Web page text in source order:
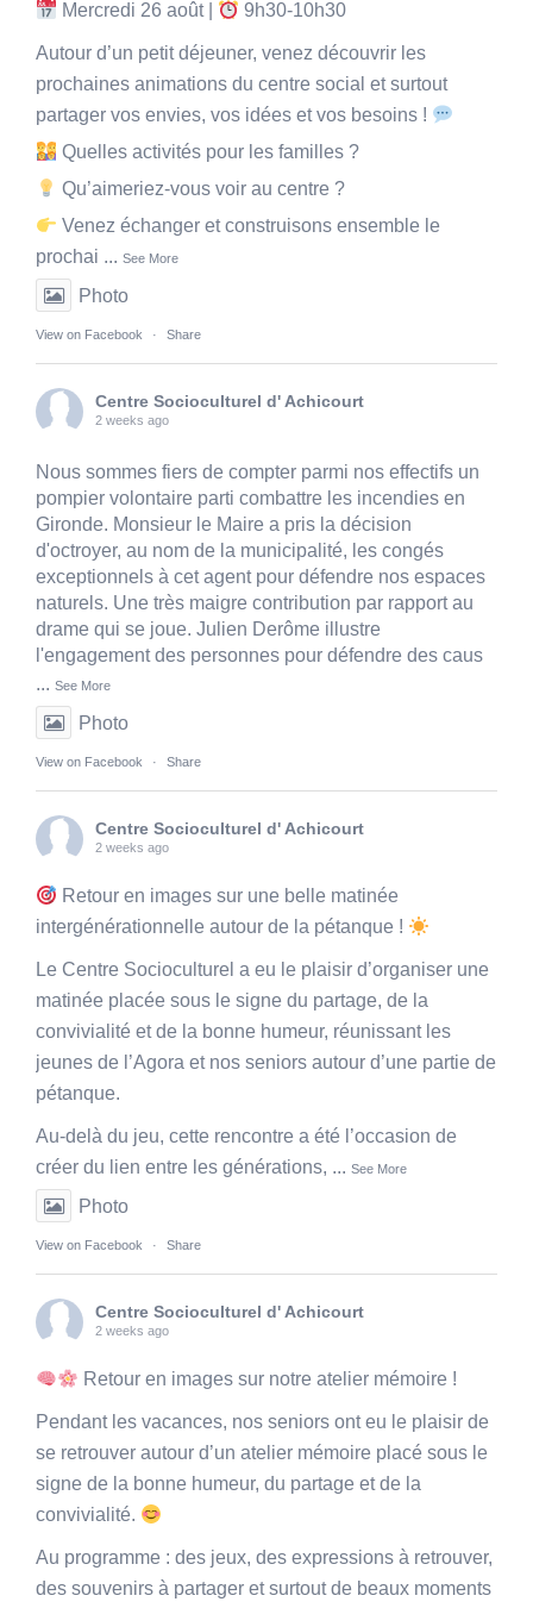
Mercredi 26 août | 9h30-10h30
Autour d’un petit déjeuner, venez découvrir les
prochaines animations du centre social et surtout
partager vos envies, vos idées et vos besoins !
Quelles activités pour les familles ?
Qu’aimeriez-vous voir au centre ?
Venez échanger et construisons ensemble le
prochai ... See More
Photo
View on Facebook · Share
Centre Socioculturel d' Achicourt
2 weeks ago
Nous sommes fiers de compter parmi nos effectifs un
pompier volontaire parti combattre les incendies en
Gironde. Monsieur le Maire a pris la décision
d'octroyer, au nom de la municipalité, les congés
exceptionnels à cet agent pour défendre nos espaces
naturels. Une très maigre contribution par rapport au
drame qui se joue. Julien Derôme illustre
l'engagement des personnes pour défendre des caus
... See More
Photo
View on Facebook · Share
Centre Socioculturel d' Achicourt
2 weeks ago
Retour en images sur une belle matinée
intergénérationnelle autour de la pétanque !
Le Centre Socioculturel a eu le plaisir d’organiser une
matinée placée sous le signe du partage, de la
convivialité et de la bonne humeur, réunissant les
jeunes de l’Agora et nos seniors autour d’une partie de
pétanque.
Au-delà du jeu, cette rencontre a été l’occasion de
créer du lien entre les générations, ... See More
Photo
View on Facebook · Share
Centre Socioculturel d' Achicourt
2 weeks ago
Retour en images sur notre atelier mémoire !
Pendant les vacances, nos seniors ont eu le plaisir de
se retrouver autour d’un atelier mémoire placé sous le
signe de la bonne humeur, du partage et de la
convivialité.
Au programme : des jeux, des expressions à retrouver,
des souvenirs à partager et surtout de beaux moments